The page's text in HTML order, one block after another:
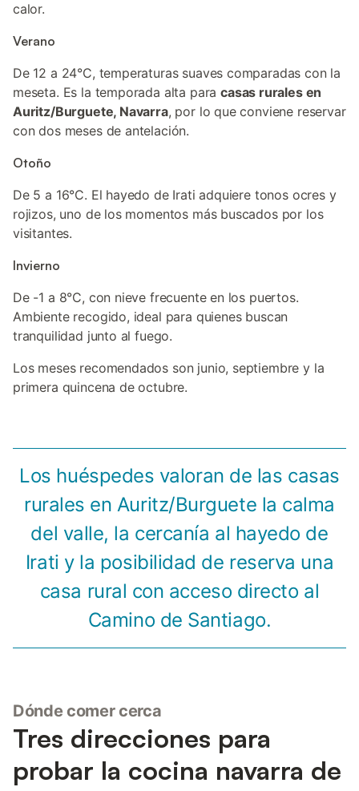
calor.
Verano
De 12 a 24°C, temperaturas suaves comparadas con la
meseta. Es la temporada alta paracasas rurales en
Auritz/Burguete, Navarra, por lo que conviene reservar
con dos meses de antelación.
Otoño
De 5 a 16°C. El hayedo de Irati adquiere tonos ocres y
rojizos, uno de los momentos más buscados por los
visitantes.
Invierno
De -1 a 8°C, con nieve frecuente en los puertos.
Ambiente recogido, ideal para quienes buscan
tranquilidad junto al fuego.
Los meses recomendados son junio, septiembre y la
primera quincena de octubre.
Los huéspedes valoran de las casas
rurales en Auritz/Burguete la calma
del valle, la cercanía al hayedo de
Irati y la posibilidad de reserva una
casa rural con acceso directo al
Camino de Santiago.
Dónde comer cerca
Tres direcciones para
probar la cocina navarra de